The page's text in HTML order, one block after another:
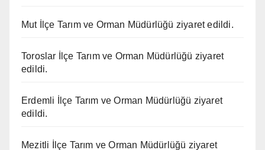
Mut İlçe Tarım ve Orman Müdürlüğü ziyaret edildi.
Toroslar İlçe Tarım ve Orman Müdürlüğü ziyaret
edildi.
Erdemli İlçe Tarım ve Orman Müdürlüğü ziyaret
edildi.
Mezitli İlçe Tarım ve Orman Müdürlüğü ziyaret